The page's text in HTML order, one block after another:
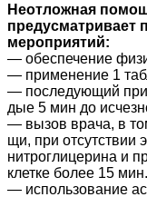
Неотложная
преду­сматривает
мероприятий:
— обеспечение
— применение 1
— последующий
дые 5 мин до
— вызов врача, в
щи, при отсутствии
нит­роглицерина и
клетке более 15 мин.
— использование